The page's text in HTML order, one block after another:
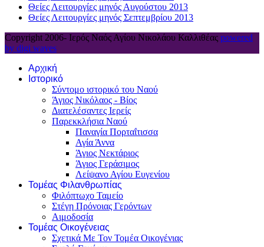
Θείες Λειτουργίες μηνός Αυγούστου 2013
Θείες Λειτουργίες μηνός Σεπτεμβρίου 2013
Copyright 2006- Ιερός Ναός Αγίου Νικολάου Καλλιθέας powered
by digi waves
Αρχική
Ιστορικό
Σύντομο ιστορικό του Ναού
Άγιος Νικόλαος - Βίος
Διατελέσαντες Ιερείς
Παρεκκλήσια Ναού
Παναγία Πορταΐτισσα
Αγία Άννα
Άγιος Νεκτάριος
Άγιος Γεράσιμος
Λείψανο Αγίου Ευγενίου
Τομέας Φιλανθρωπίας
Φιλόπτωχο Ταμείο
Στέγη Πρόνοιας Γερόντων
Αιμοδοσία
Τομέας Οικογένειας
Σχετικά Με Τον Τομέα Οικογένιας